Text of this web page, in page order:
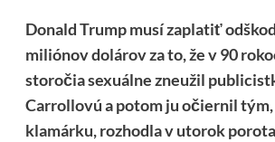
Donald Trump musí zaplatiť
miliónov dolárov za to, že v 90
storočia sexuálne zneužil
Carrollovú a potom ju očiernil tým,
klamárku, rozhodla v utorok